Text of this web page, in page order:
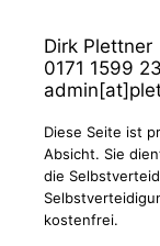
Dirk Plettner
0171 1599
Diese Seite ist
Absicht. Sie
die
kostenfrei.